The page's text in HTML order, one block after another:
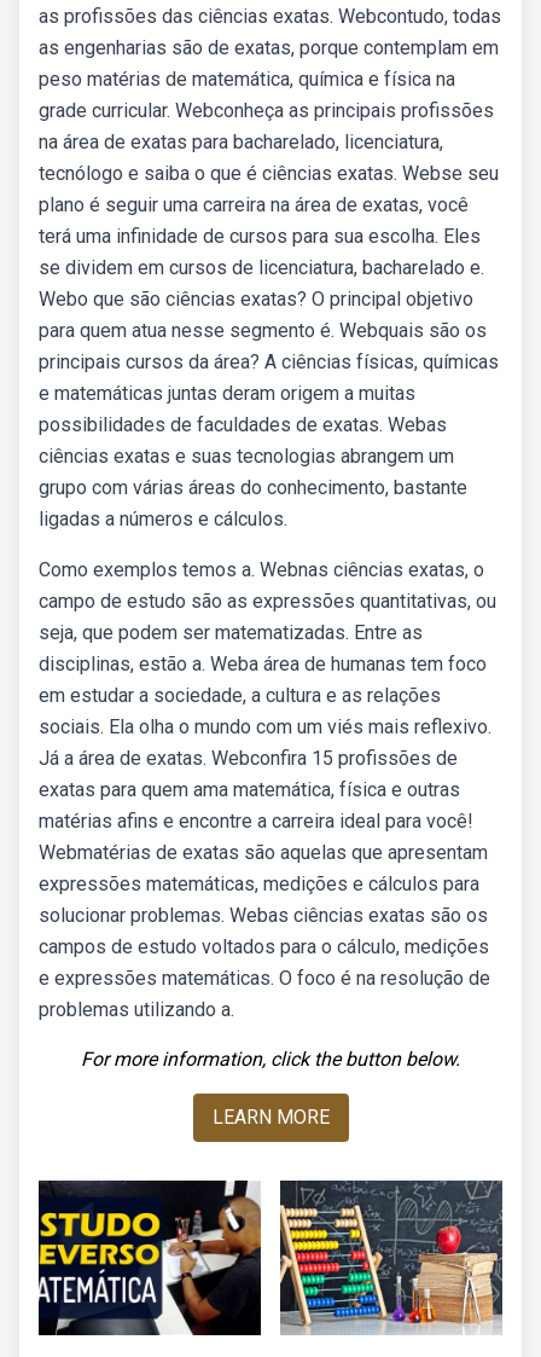
as profissões das ciências exatas. Webcontudo, todas
as engenharias são de exatas, porque contemplam em
peso matérias de matemática, química e física na
grade curricular. Webconheça as principais profissões
na área de exatas para bacharelado, licenciatura,
tecnólogo e saiba o que é ciências exatas. Webse seu
plano é seguir uma carreira na área de exatas, você
terá uma infinidade de cursos para sua escolha. Eles
se dividem em cursos de licenciatura, bacharelado e.
Webo que são ciências exatas? O principal objetivo
para quem atua nesse segmento é. Webquais são os
principais cursos da área? A ciências físicas, químicas
e matemáticas juntas deram origem a muitas
possibilidades de faculdades de exatas. Webas
ciências exatas e suas tecnologias abrangem um
grupo com várias áreas do conhecimento, bastante
ligadas a números e cálculos.
Como exemplos temos a. Webnas ciências exatas, o
campo de estudo são as expressões quantitativas, ou
seja, que podem ser matematizadas. Entre as
disciplinas, estão a. Weba área de humanas tem foco
em estudar a sociedade, a cultura e as relações
sociais. Ela olha o mundo com um viés mais reflexivo.
Já a área de exatas. Webconfira 15 profissões de
exatas para quem ama matemática, física e outras
matérias afins e encontre a carreira ideal para você!
Webmatérias de exatas são aquelas que apresentam
expressões matemáticas, medições e cálculos para
solucionar problemas. Webas ciências exatas são os
campos de estudo voltados para o cálculo, medições
e expressões matemáticas. O foco é na resolução de
problemas utilizando a.
For more information, click the button below.
LEARN MORE